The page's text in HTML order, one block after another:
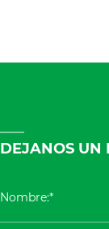
DEJANOS UN
Nombre:*